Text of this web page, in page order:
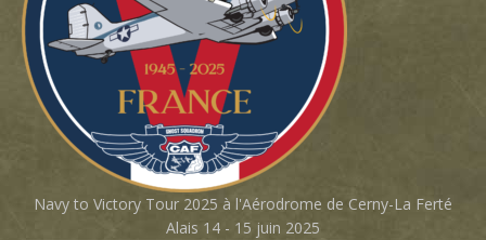
Navy to Victory Tour 2025 à l'Aérodrome de Cerny-La Ferté
Alais 14 - 15 juin 2025